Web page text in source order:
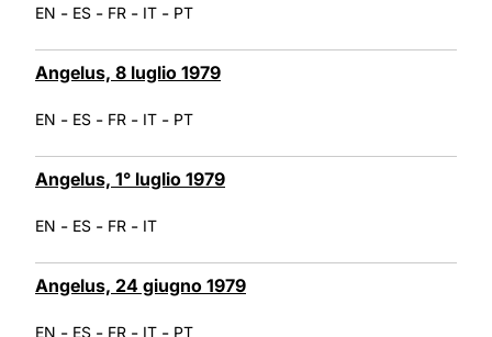
EN - ES - FR - IT - PT
Angelus, 8 luglio 1979
EN - ES - FR - IT - PT
Angelus, 1° luglio 1979
EN - ES - FR - IT
Angelus, 24 giugno 1979
EN - ES - FR - IT - PT